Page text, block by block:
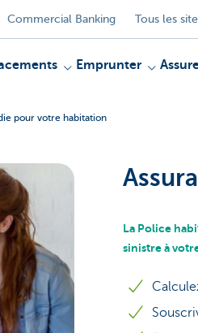
Commercial Banking Tous les
Emprunter
pour votre habitation
La Police
sinistre à